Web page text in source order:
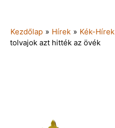
Kezdőlap » Hírek » Kék-Hírek
tolvajok azt hitték az övék